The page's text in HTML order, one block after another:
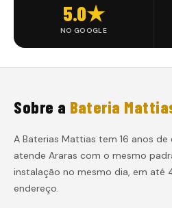
5.0★
NO GOOGLE
Sobre a Bateria
A Baterias Mattias tem 16 anos de
atende Araras com o mesmo
instalação no mesmo dia, em até
endereço.